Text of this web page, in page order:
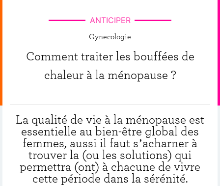
ANTICIPER
Gynecologie
Comment traiter les bouffées de
chaleur à la ménopause ?
La qualité de vie à la ménopause est
essentielle au bien-être global des
femmes, aussi il faut s’acharner à
trouver la (ou les solutions) qui
permettra (ont) à chacune de vivre
cette période dans la sérénité.